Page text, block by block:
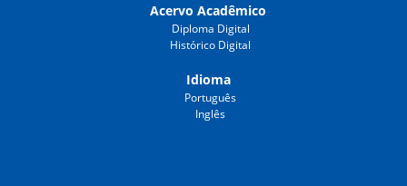
Acervo Acadêmico
Diploma Digital
Histórico Digital
Idioma
Português
Inglês